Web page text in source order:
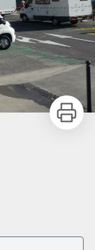
plein écran
Imprimer